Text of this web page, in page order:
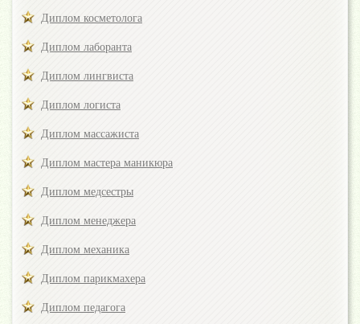
Диплом косметолога
Диплом лаборанта
Диплом лингвиста
Диплом логиста
Диплом массажиста
Диплом мастера маникюра
Диплом медсестры
Диплом менеджера
Диплом механика
Диплом парикмахера
Диплом педагога